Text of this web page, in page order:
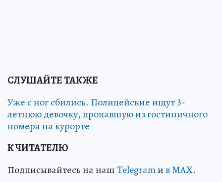
СЛУШАЙТЕ ТАКЖЕ
Уже с ног сбились. Полицейские ищут 3-
летнюю девочку, пропавшую из гостиничного
номера на курорте
К ЧИТАТЕЛЮ
Подписывайтесь на нашTelegramив MAX.